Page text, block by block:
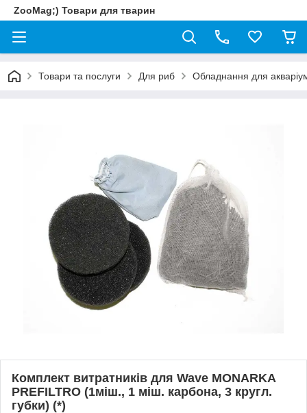
ZooMag;) Товари для тварин
Товари та послуги Для риб Обладнання для
Комплект витратників для Wave MONARKA
PREFILTRO (1міш., 1 міш. карбона, 3 кругл.
губки) (*)